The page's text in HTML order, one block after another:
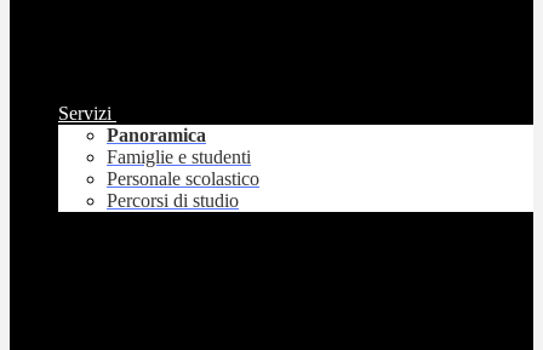
Servizi
Panoramica
Famiglie e studenti
Personale scolastico
Percorsi di studio